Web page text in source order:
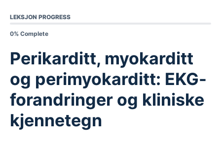
LEKSJON PROGRESS
0% Complete
Perikarditt, myokarditt
og perimyokarditt: EKG-
forandringer og kliniske
kjennetegn